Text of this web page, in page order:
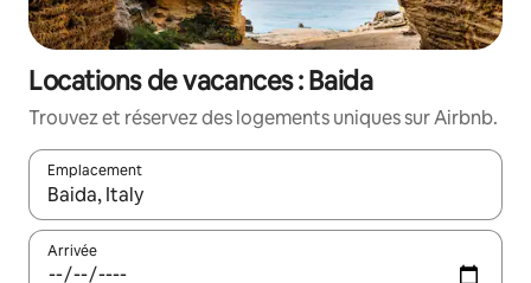
Locations de vacances : Baida
Trouvez et réservez des logements uniques sur Airbnb.
Emplacement
Quand les résultats sont affichés, parcourez-les en utilisant
Arrivée